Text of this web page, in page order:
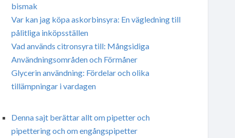
bismak
Var kan jag köpa askorbinsyra: En vägledning till
pålitliga inköpsställen
Vad används citronsyra till: Mångsidiga
Användningsområden och Förmåner
Glycerin användning: Fördelar och olika
tillämpningar i vardagen
Denna sajt berättar allt om pipetter och
pipettering och om engångspipetter